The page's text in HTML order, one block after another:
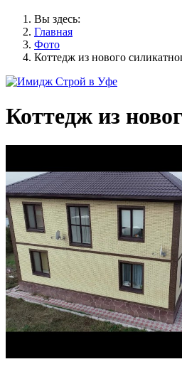
Вы здесь:
Главная
Фото
Коттедж из нового
Коттедж из